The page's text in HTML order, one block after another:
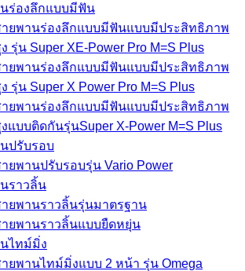
ร่องลึกแบบมีฟัน
ายพานร่องลึกแบบมีฟันแบบมีประสิทธิภาพ
รุ่น Super XE-Power Pro M=S Plus
ายพานร่องลึกแบบมีฟันแบบมีประสิทธิภาพ
รุ่น Super X Power Pro M=S Plus
ายพานร่องลึกแบบมีฟันแบบมีประสิทธิภาพ
แบบติดกันรุ่นSuper X-Power M=S Plus
ปรับรอบ
ยพานปรับรอบรุ่น Vario Power
ราวลิ้น
ายพานราวลิ้นรุ่นมาตรฐาน
ายพานราวลิ้นแบบยืดหยุ่น
ไทม์มิ่ง
ยพานไทม์มิ่งแบบ 2 หน้า รุ่น Omega